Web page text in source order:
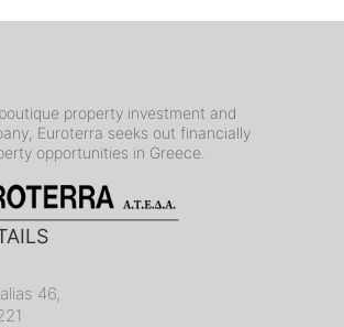
property investment and
Euroterra seeks out financially
opportunities in Greece.
46,